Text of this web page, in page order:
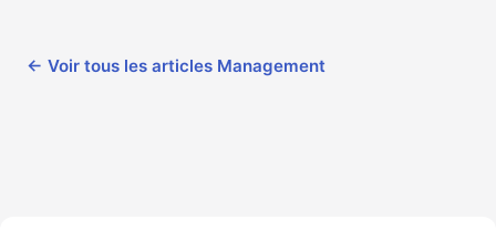
← Voir tous les articles Management